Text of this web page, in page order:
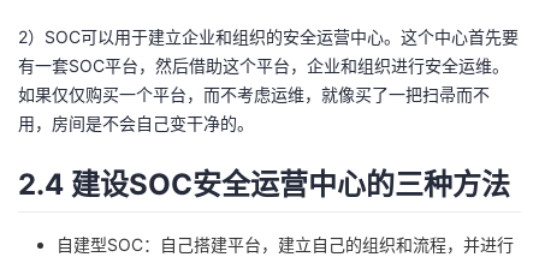
2）SOC可以用于建立企业和组织的安全运营中心。这个中心首先要
有一套SOC平台，然后借助这个平台，企业和组织进行安全运维。
如果仅仅购买一个平台，而不考虑运维，就像买了一把扫帚而不
用，房间是不会自己变干净的。
2.4 建设SOC安全运营中心的三种方法
自建型SOC：自己搭建平台，建立自己的组织和流程，并进行